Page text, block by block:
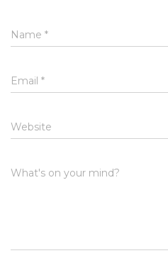
Name *
Email *
Website
What's on your mind?